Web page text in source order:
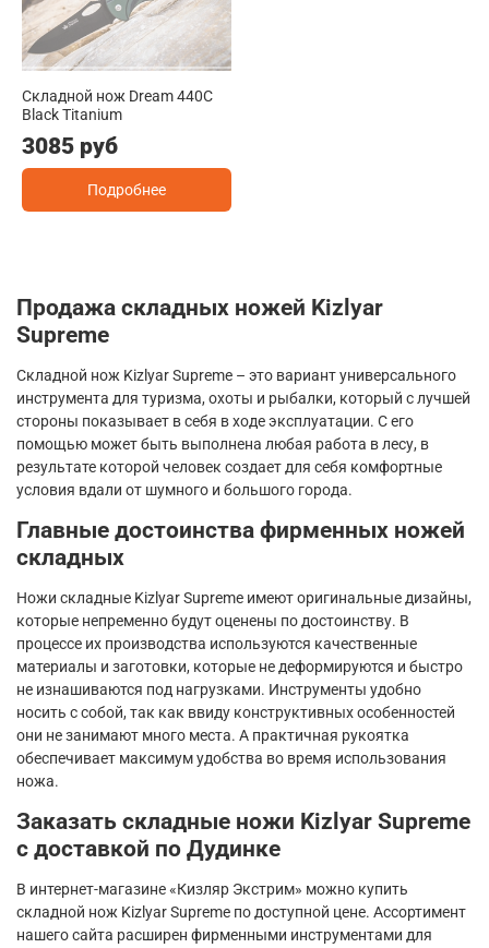
Складной нож Dream 440C
Black Titanium
3085 руб
Подробнее
Продажа складных ножей Kizlyar
Supreme
Складной нож KizlyarSupreme – это вариант универсального
инструмента для туризма, охоты и рыбалки, который с лучшей
стороны показывает в себя в ходе эксплуатации. С его
помощью может быть выполнена любая работа в лесу, в
результате которой человек создает для себя комфортные
условия вдали от шумного и большого города.
Главные достоинства фирменных ножей
складных
Ножи складные KizlyarSupreme имеют оригинальные дизайны,
которые непременно будут оценены по достоинству. В
процессе их производства используются качественные
материалы и заготовки, которые не деформируются и быстро
не изнашиваются под нагрузками. Инструменты удобно
носить с собой, так как ввиду конструктивных особенностей
они не занимают много места. А практичная рукоятка
обеспечивает максимум удобства во время использования
ножа.
Заказать складные ножи Kizlyar Supreme
с доставкой по Дудинке
В интернет-магазине «Кизляр Экстрим» можно купить
складной нож KizlyarSupreme по доступной цене. Ассортимент
нашего сайта расширен фирменными инструментами для